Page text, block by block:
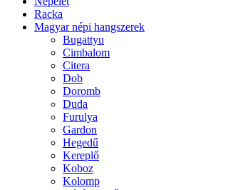
Racka
Magyar népi hangszerek
Bugattyu
Cimbalom
Citera
Dob
Doromb
Duda
Furulya
Gardon
Hegedű
Kereplő
Koboz
Kolomp